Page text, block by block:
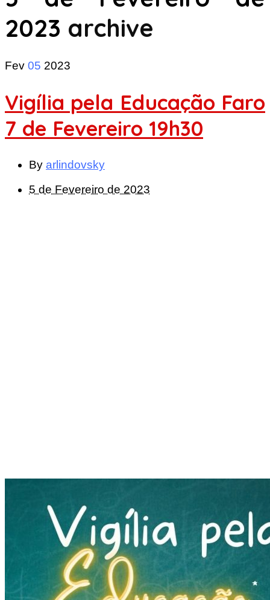
2023 archive
Fev 05 2023
Vigília pela Educação Faro
7 de Fevereiro 19h30
By arlindovsky
5 de Fevereiro de 2023